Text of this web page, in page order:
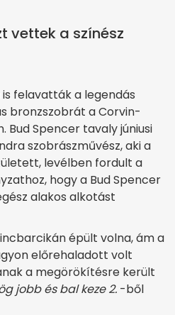
vettek a színész
felavatták a legendás
bronzszobrát a Corvin-
Bud Spencer tavaly júniusi
szobrászművész, aki a
levélben fordult a
hogy a Bud Spencer
alakos alkotást
épült volna, ám a
előrehaladott volt
a megörökítésre került
jobb és bal keze 2. -ből